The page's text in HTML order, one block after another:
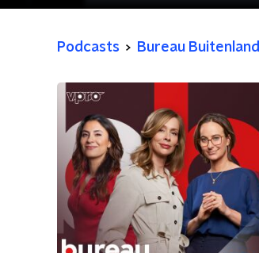
Podcasts Bureau Buitenland